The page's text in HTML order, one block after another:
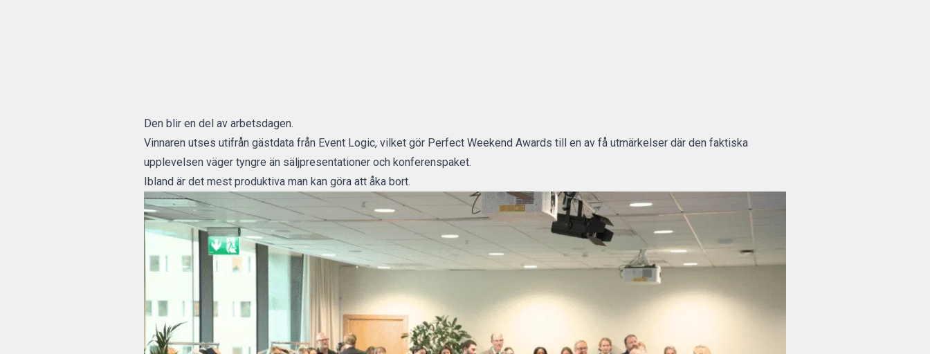
Den blir en del av arbetsdagen.
Vinnaren utses utifrån gästdata från Event Logic, vilket gör Perfect Weekend Awards till en av få utmärkelser där den faktiska
upplevelsen väger tyngre än säljpresentationer och konferenspaket.
Ibland är det mest produktiva man kan göra att åka bort.